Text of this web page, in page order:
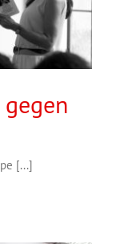
[...]